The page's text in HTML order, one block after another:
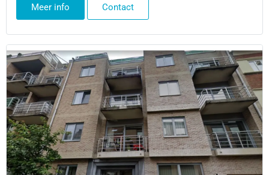
Meer info Contact